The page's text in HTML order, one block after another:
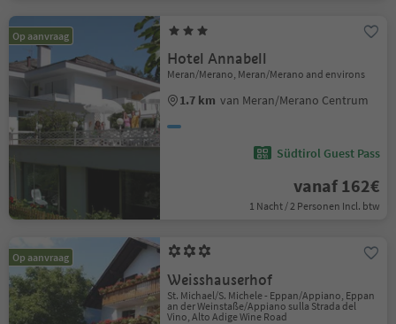
Op aanvraag
Hotel Annabell
Meran/Merano, Meran/Merano and environs
1.7 km van Meran/Merano Centrum
Südtirol Guest Pass
vanaf 162€
1 Nacht / 2 Personen Incl. btw
Op aanvraag
Weisshauserhof
St. Michael/S. Michele - Eppan/Appiano, Eppan
an der Weinstaße/Appiano sulla Strada del
Vino, Alto Adige Wine Road